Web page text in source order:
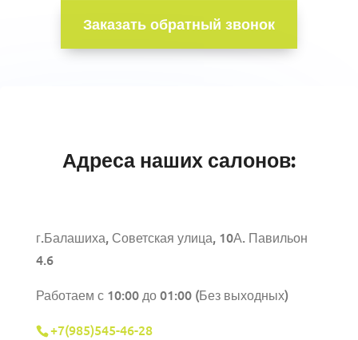
Заказать обратный звонок
Адреса наших салонов:
г.Балашиха, Советская улица, 10А. Павильон
4.6
Работаем с 10:00 до 01:00 (Без выходных)
+7(985)545-46-28